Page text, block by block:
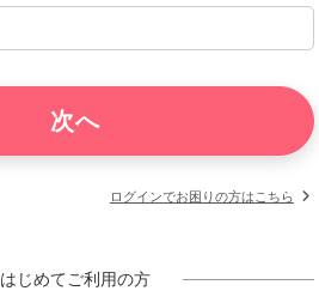
ログインでお困りの方はこちら
はじめてご利用の方